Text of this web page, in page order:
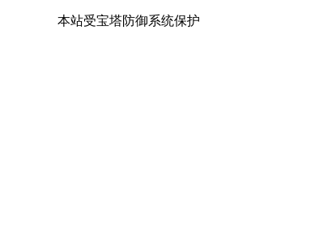
本站受宝塔防御系统保护